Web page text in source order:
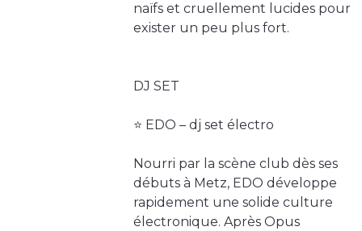
naïfs et cruellement lucides pour
exister un peu plus fort.
DJ SET
⭐️ EDO – dj set électro
Nourri par la scène club dès ses
débuts à Metz, EDO développe
rapidement une solide culture
électronique. Après Opus